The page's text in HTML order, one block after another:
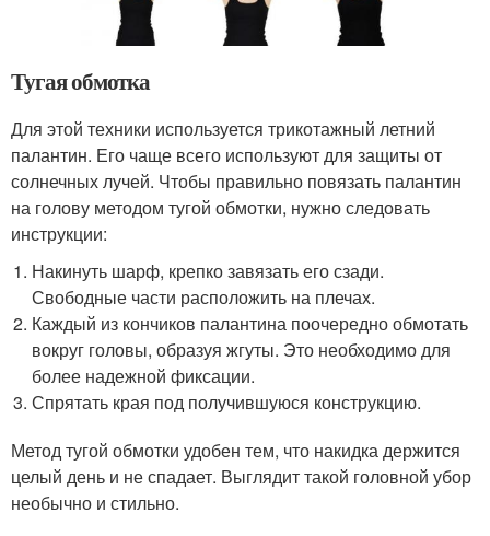
Тугая обмотка
Для этой техники используется трикотажный летний
палантин. Его чаще всего используют для защиты от
солнечных лучей. Чтобы правильно повязать палантин
на голову методом тугой обмотки, нужно следовать
инструкции:
Накинуть шарф, крепко завязать его сзади.
Свободные части расположить на плечах.
Каждый из кончиков палантина поочередно обмотать
вокруг головы, образуя жгуты. Это необходимо для
более надежной фиксации.
Спрятать края под получившуюся конструкцию.
Метод тугой обмотки удобен тем, что накидка держится
целый день и не спадает. Выглядит такой головной убор
необычно и стильно.